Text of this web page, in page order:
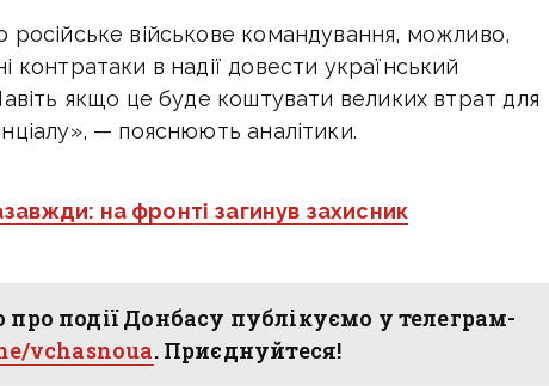
військове командування, можливо,
контратаки в надії довести український
якщо це буде коштувати великих втрат для
— пояснюють аналітики.
на фронті загинув захисник
події Донбасу публікуємо у телеграм-
vchasnoua. Приєднуйтеся!